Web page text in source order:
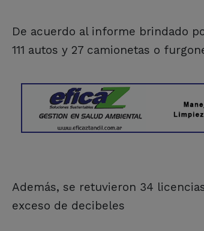
De acuerdo al informe brindado
111 autos y 27 camionetas o
Además, se retuvieron 34
exceso de decibeles